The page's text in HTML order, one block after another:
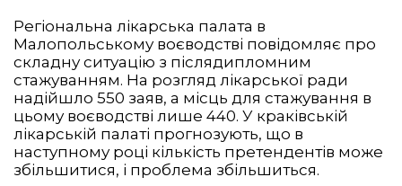
Регіональна лікарська палата в
Малопольському воєводстві повідомляє про
складну ситуацію з післядипломним
стажуванням. На розгляд лікарської ради
надійшло 550 заяв, а місць для стажування в
цьому воєводстві лише 440. У краківській
лікарській палаті прогнозують, що в
наступному році кількість претендентів може
збільшитися, і проблема збільшиться.